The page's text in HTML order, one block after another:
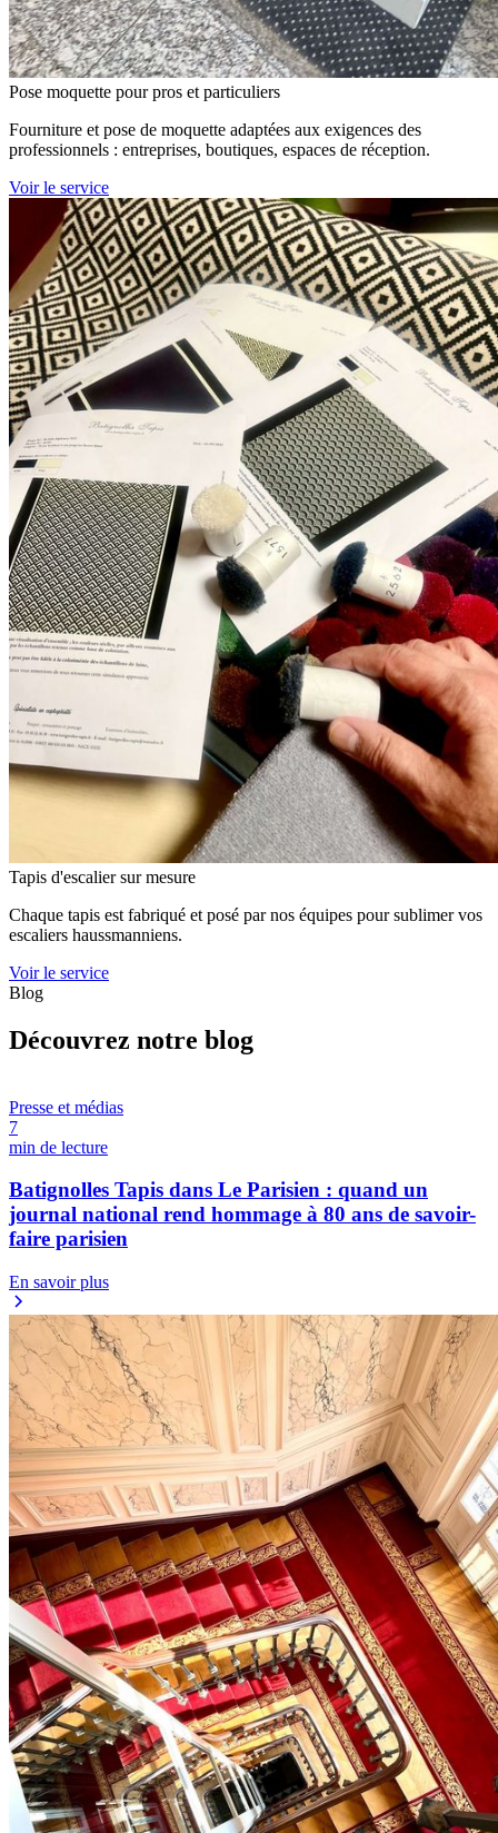
Pose moquette pour pros et particuliers
Fourniture et pose de moquette adaptées aux exigences des
professionnels : entreprises, boutiques, espaces de réception.
Voir le service
Tapis d'escalier sur mesure
Chaque tapis est fabriqué et posé par nos équipes pour sublimer vos
escaliers haussmanniens.
Voir le service
Blog
Découvrez notre blog
Presse et médias
7
min de lecture
Batignolles Tapis dans Le Parisien : quand un
journal national rend hommage à 80 ans de savoir-
faire parisien
En savoir plus